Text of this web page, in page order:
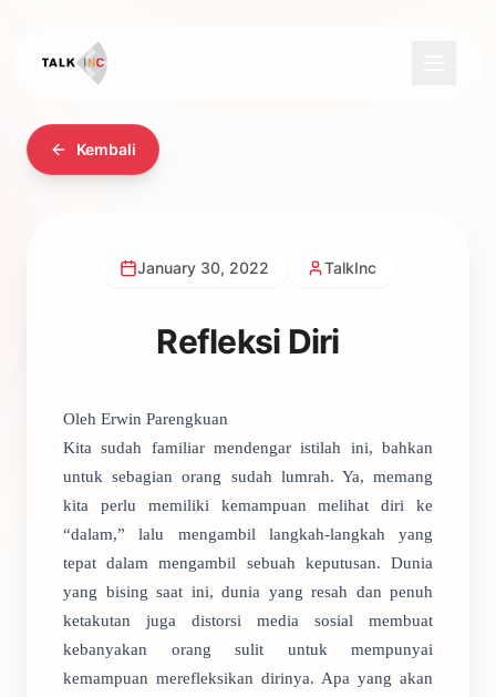
Kembali
January 30, 2022 TalkInc
Refleksi Diri
Oleh Erwin Parengkuan
Kita sudah familiar mendengar istilah ini, bahkan
untuk sebagian orang sudah lumrah. Ya, memang
kita perlu memiliki kemampuan melihat diri ke
“dalam,” lalu mengambil langkah-langkah yang
tepat dalam mengambil sebuah keputusan. Dunia
yang bising saat ini, dunia yang resah dan penuh
ketakutan juga distorsi media sosial membuat
kebanyakan orang sulit untuk mempunyai
kemampuan merefleksikan dirinya. Apa yang akan